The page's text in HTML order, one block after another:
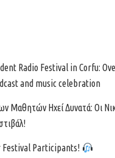
Radio Festival in Corfu:
and music celebration
Μαθητών Ηχεί Δυνατά: Οι
Participants!